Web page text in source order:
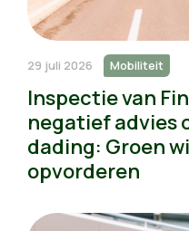
29 juli 2026 Mobiliteit
Inspectie van
negatief advies
dading: Groen
opvorderen